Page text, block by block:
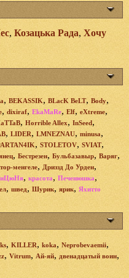
, Козацька Рада, Хочу
, BEKASSIK, BLacK BeLT, Body,
, dixiraf,EkaMaRe, Elf, eXtreme,
, Horrible Allex, InSeed,
, LIDER, LMNEZNAU, minusa,
, STOLETOV, SVIAT,
, Бестрезен, Бульбазавыр, Варяг,
менгеле, Дриззд До Урден,
, красота, Печенюшка,
, швед, Шурик, ярик, Яхитто
, KILLER, koka, Neprobevaemii,
, Vitrum, Ай-яй, двенадцатый воин,